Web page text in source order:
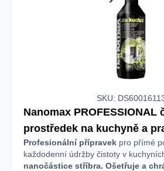
SKU:
Nanomax PROFESSIONAL
prostředek na kuchyně a
Profesionální přípravek pro přímé
každodenní údržby čistoty v
nanočástice stříbra. Ošetřuje a